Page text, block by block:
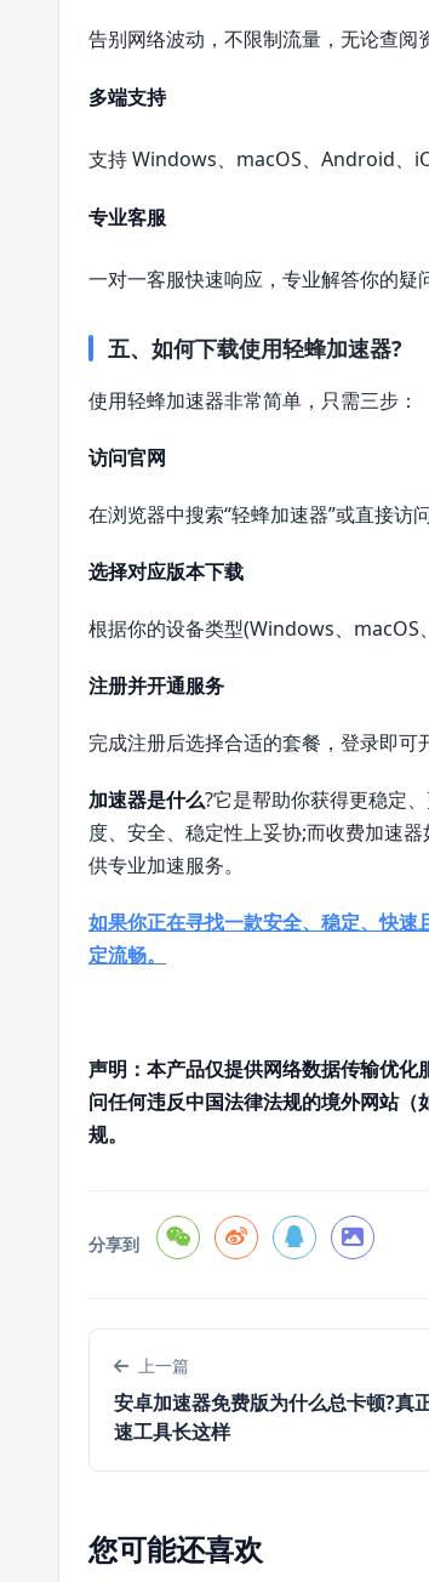
告别网络波动，不限制流量，无论查阅
多端支持
支持 Windows、macOS、Android、
专业客服
一对一客服快速响应，专业解答你的疑
五、如何下载使用轻蜂加速器?
使用轻蜂加速器非常简单，只需三步：
访问官网
在浏览器中搜索“轻蜂加速器”或直接访
选择对应版本下载
根据你的设备类型(Windows、macOS
注册并开通服务
完成注册后选择合适的套餐，登录即可
加速器是什么?它是帮助你获得更稳定
度、安全、稳定性上妥协;而收费加速
供专业加速服务。
如果你正在寻找一款安全、稳定、快
定流畅。
声明：本产品仅提供网络数据传输优
问任何违反中国法律法规的境外网站
规。
分享到
上一篇
安卓加速器免费版为什么总卡顿?真
速工具长这样
您可能还喜欢